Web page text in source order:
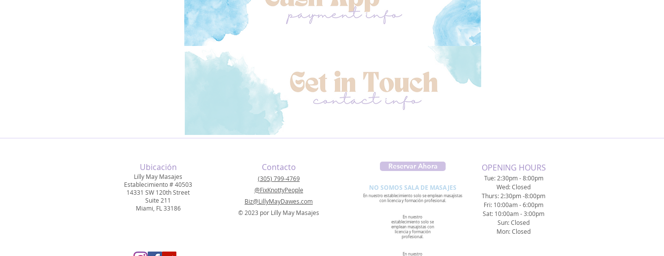
Ubicación
Lilly May Masajes
Establecimiento # 40503
14331 SW 120th Street
Suite 211
Miami, FL 33186
Contacto
(305) 799-4769
@FixKnottyPeople
Biz@LillyMayDawes.com
© 2023 por Lilly May Masajes
Reservar Ahora
NO SOMOS SALA DE MASAJES
En nuestro establecimiento solo se emplean masajistas
con licencia y formación profesional.
En nuestro
establecimiento solo se
emplean masajistas con
licencia y formación
profesional.
​OPENING HOURS
Tue: 2:30pm - 8:00pm
Wed: Closed
Thurs: 2:30pm -8:00pm
Fri: 10:00am - 6:00pm
Sat: 10:00am - 3:00pm
Sun: Closed
Mon: Closed
En nuestro